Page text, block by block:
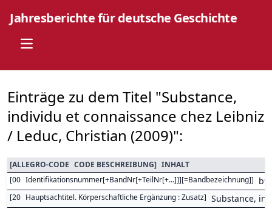
Jahresberichte für deutsche Geschichte
Open main menu
Einträge zu dem Titel "Substance,
individu et connaissance chez Leibniz
/ Leduc, Christian (2009)":
[ALLEGRO-CODE CODE BESCHREIBUNG] INHALT
[00 Identifikationsnummer[+BandNr[+TeilNr[+...]]][=Bandbezeichnung]]
[20 Hauptsachtitel. Körperschaftliche Ergänzung : Zusatz] Substance,